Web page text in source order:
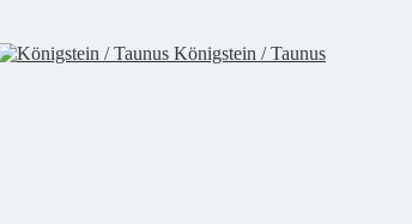
Königstein / Taunus